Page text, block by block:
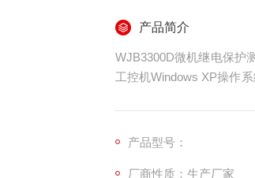
产品简介
WJB3300D微机继电保护
工控机Windows XP操作
产品型号：
厂商性质：生产厂家